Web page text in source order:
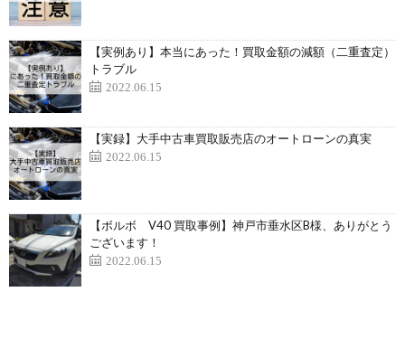
【実例あり】本当にあった！買取金額の減額（二重査定）
トラブル
2022.06.15
【実録】大手中古車買取販売店のオートローンの真実
2022.06.15
【ボルボ V40 買取事例】神戸市垂水区B様、ありがとう
ございます！
2022.06.15